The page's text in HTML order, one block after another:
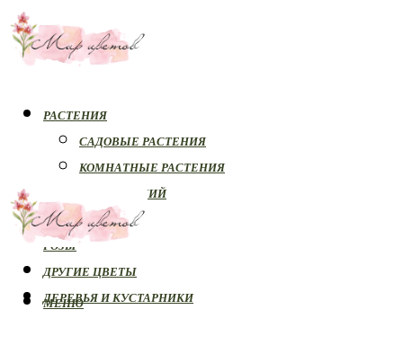
РАСТЕНИЯ
САДОВЫЕ РАСТЕНИЯ
КОМНАТНЫЕ РАСТЕНИЯ
БОЛЕЗНИ РАСТЕНИЙ
ОРХИДЕИ
РОЗЫ
ДРУГИЕ ЦВЕТЫ
ДЕРЕВЬЯ И КУСТАРНИКИ
МЕНЮ